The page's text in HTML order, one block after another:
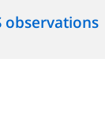
observations